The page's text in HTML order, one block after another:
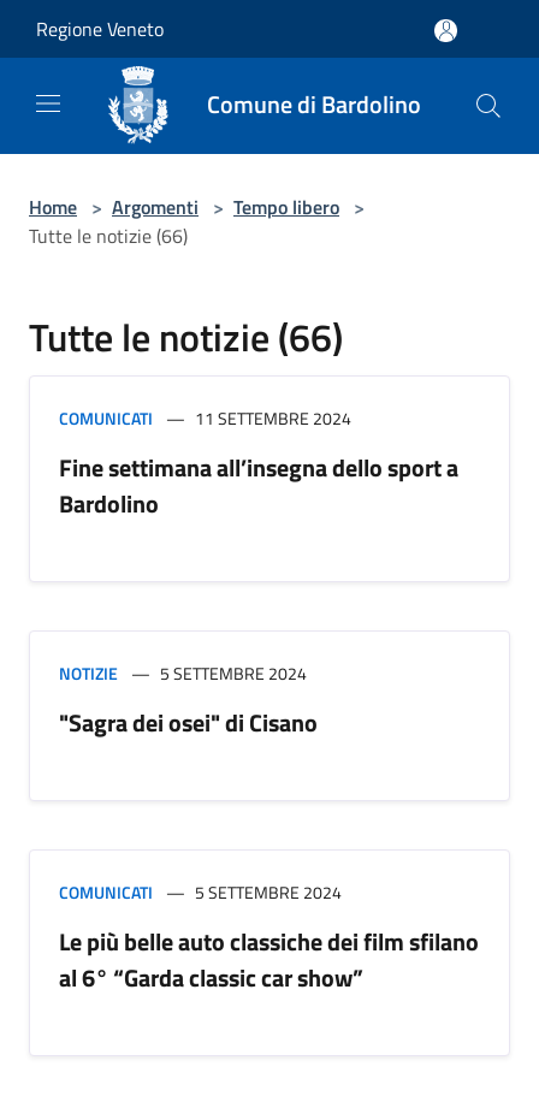
Regione Veneto
Comune di Bardolino
Home > Argomenti > Tempo libero >
Tutte le notizie (66)
Tutte le notizie (66)
COMUNICATI 11 SETTEMBRE 2024
Fine settimana all’insegna dello sport a
Bardolino
NOTIZIE 5 SETTEMBRE 2024
"Sagra dei osei" di Cisano
COMUNICATI 5 SETTEMBRE 2024
Le più belle auto classiche dei film sfilano
al 6° “Garda classic car show”